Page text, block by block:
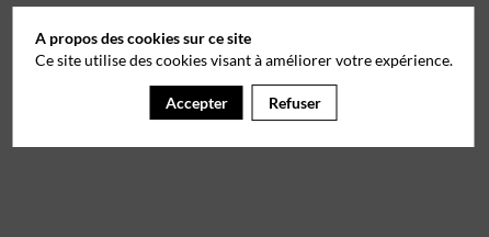
A propos des cookies sur ce site
Ce site utilise des cookies visant à améliorer votre expérience.
Accepter Refuser